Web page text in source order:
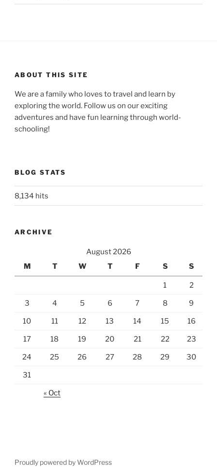
ABOUT THIS SITE
We are a family who loves to travel and learn by
exploring the world. Follow us on our exciting
adventures and have fun learning through world-
schooling!
BLOG STATS
8,134 hits
ARCHIVE
August 2026
M
T W T F S S
1 2
3 4 5 6 7 8 9
10 11 12 13 14 15 16
17 18 19 20 21 22 23
24 25 26 27 28 29 30
31
« Oct
Proudly powered by WordPress